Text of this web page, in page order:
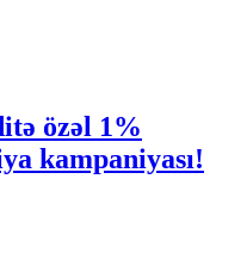
özəl 1%
kampaniyası!